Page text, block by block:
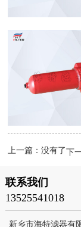
上一篇：没有了下
联系我们
13525541018
新乡市海特滤器有